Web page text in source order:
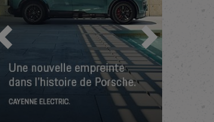
Précédent Suivant